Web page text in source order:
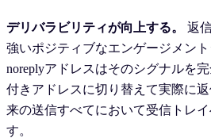
デリバラビリティが向上する。
返
強いポジティブなエンゲージメント
noreplyアドレスはそのシグナルを
付きアドレスに切り替えて実際に
来の送信すべてにおいて受信トレ
す。